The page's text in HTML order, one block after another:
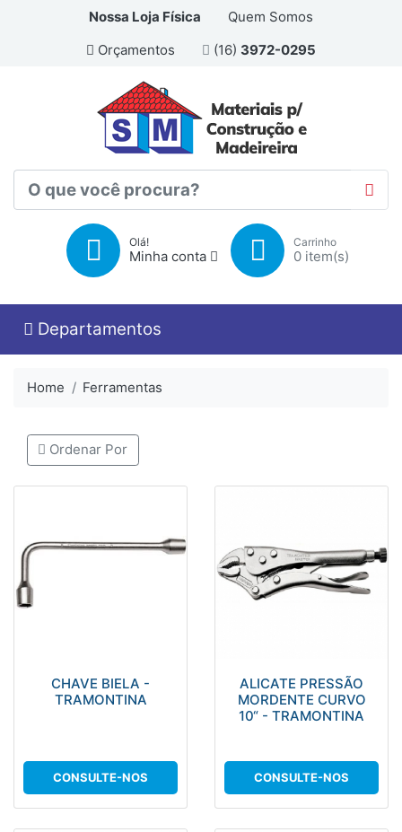
Nossa Loja Física
Quem Somos
Orçamentos
(16) 3972-0295
Olá!
Minha conta
Carrinho
0 item(s)
Departamentos
Home Ferramentas
Ordenar Por
CHAVE BIELA -
TRAMONTINA
CONSULTE-NOS
ALICATE PRESSÃO
MORDENTE CURVO
10“ - TRAMONTINA
CONSULTE-NOS